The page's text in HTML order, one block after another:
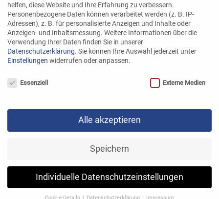
Einkauf:
Carina Aigner
Buchhaltung:
Monika Bockmüller
helfen, diese Website und Ihre Erfahrung zu verbessern.
Personenbezogene Daten können verarbeitet werden (z. B. IP-
Adressen), z. B. für personalisierte Anzeigen und Inhalte oder
Anzeigen- und Inhaltsmessung. Weitere Informationen über die
Verwendung Ihrer Daten finden Sie in unserer
Datenschutzerklärung. Sie können Ihre Auswahl jederzeit unter
Einstellungen widerrufen oder anpassen.
Datenschutzeinstellungen
Essenziell Externe Medien
Alle akzeptieren
Speichern
Individuelle Datenschutzeinstellungen